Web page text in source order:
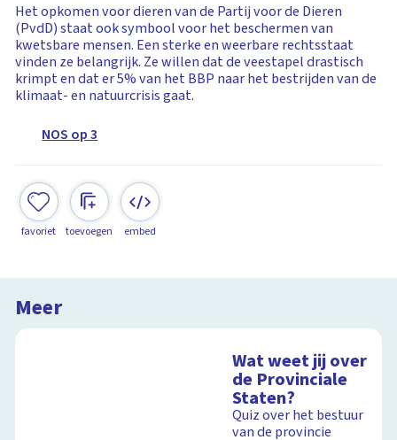
Het opkomen voor dieren van de Partij voor de Dieren
(PvdD) staat ook symbool voor het beschermen van
kwetsbare mensen. Een sterke en weerbare rechtsstaat
vinden ze belangrijk. Ze willen dat de veestapel drastisch
krimpt en dat er 5% van het BBP naar het bestrijden van de
klimaat- en natuurcrisis gaat.
NOS op 3
favoriet toevoegen embed
Meer
Wat weet jij over
de Provinciale
Staten?
Quiz over het bestuur
van de provincie